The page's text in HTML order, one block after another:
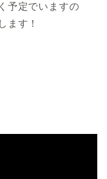
予定でいますの
ます！